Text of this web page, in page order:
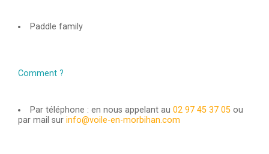
Paddle family
Comment ?
Par téléphone : en nous appelant au 02 97 45 37 05 ou
par mail surinfo@voile-en-morbihan.com